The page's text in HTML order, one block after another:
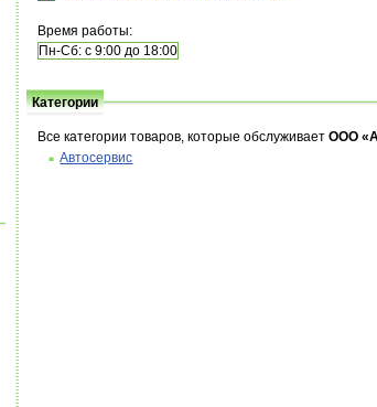
Время работы:
Пн-Сб: с 9:00 до 18:00
Категории
Все категории товаров, которые обслуживаетООО
Автосервис